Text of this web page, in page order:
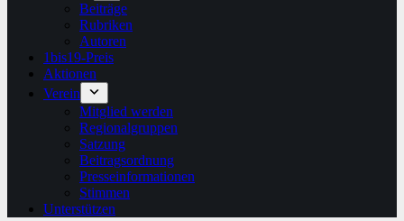
Beiträge
Rubriken
Autoren
1bis19-Preis
Aktionen
Verein
Mitglied werden
Regionalgruppen
Satzung
Beitragsordnung
Presseinformationen
Stimmen
Unterstützen